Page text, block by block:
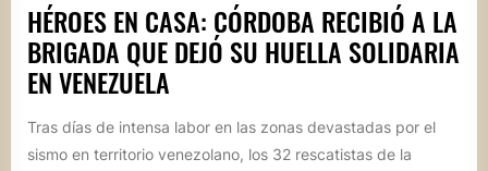
HÉROES EN CASA: CÓRDOBA RECIBIÓ A LA
BRIGADA QUE DEJÓ SU HUELLA SOLIDARIA
EN VENEZUELA
Tras días de intensa labor en las zonas devastadas por el
sismo en territorio venezolano, los 32 rescatistas de la